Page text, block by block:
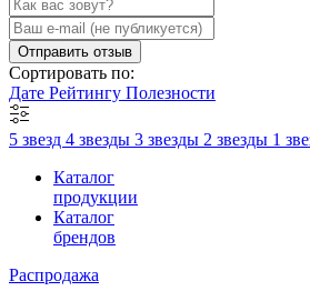
Отправить отзыв
Сортировать по:
Дате Рейтингу Полезности
5 звезд 4 звезды 3 звезды 2 звезды 1
Каталог
продукции
Каталог
брендов
Распродажа